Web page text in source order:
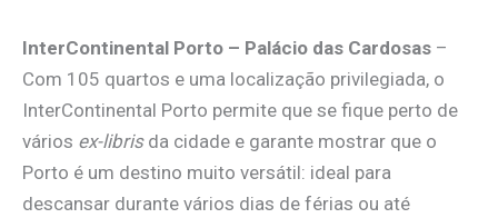
InterContinental Porto – Palácio das Cardosas –
Com 105 quartos e uma localização privilegiada, o
InterContinental Porto permite que se fique perto de
vários ex-librisda cidade e garante mostrar que o
Porto é um destino muito versátil: ideal para
descansar durante vários dias de férias ou até